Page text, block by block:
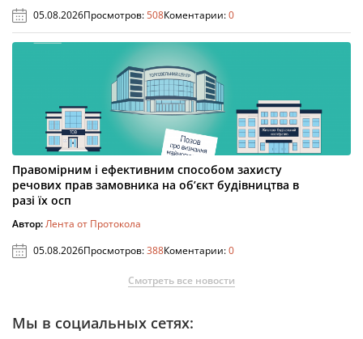
05.08.2026Просмотров:508Коментарии:0
Правомірним і ефективним способом захисту
речових прав замовника на об’єкт будівництва в
разі їх осп
Автор:Лента от Протокола
05.08.2026Просмотров:388Коментарии:0
Смотреть все новости
Мы в социальных сетях: